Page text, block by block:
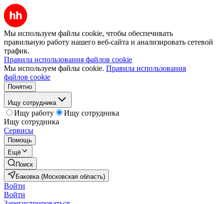
Мы используем файлы cookie, чтобы обеспечивать
правильную работу нашего веб-сайта и анализировать сетевой
трафик.
Правила использования файлов cookie
Мы используем файлы cookie. Правила использования
файлов cookie
Понятно
Ищу сотрудника
Ищу работу
Ищу сотрудника
Ищу сотрудника
Сервисы
Помощь
Ещё
Поиск
Баковка (Московская область)
Войти
Войти